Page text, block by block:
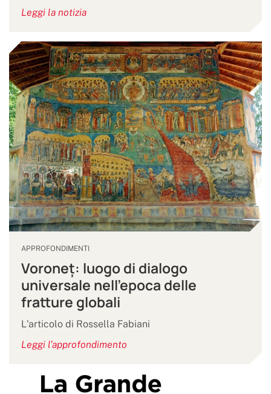
Leggi la notizia
APPROFONDIMENTI
Voroneț: luogo di dialogo
universale nell’epoca delle
fratture globali
L'articolo di Rossella Fabiani
Leggi l'approfondimento